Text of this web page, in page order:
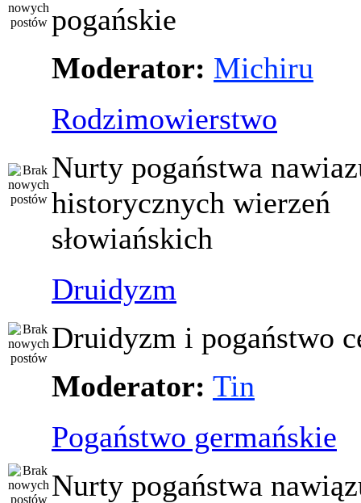
pogańskie
Moderator: Michiru
Rodzimowierstwo
Nurty pogaństwa
historycznych wierzeń
słowiańskich
Druidyzm
Druidyzm i pogaństwo
Moderator: Tin
Pogaństwo germańskie
Nurty pogaństwa